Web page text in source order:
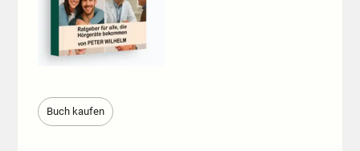
Buch kaufen